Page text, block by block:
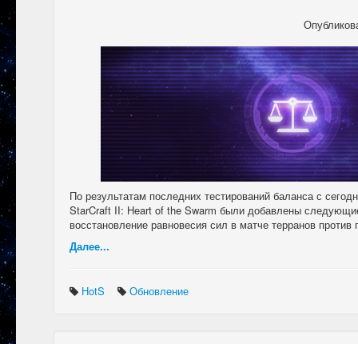
По результатам последних тестирований баланса с
StarCraft II: Heart of the Swarm были добавлены
восстановление равновесия сил в матче терранов против
Далее...
HotS Обновление